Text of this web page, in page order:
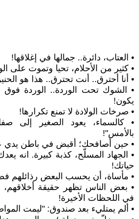
• العتاب، دائرة.. جمالها في إغلاقها!
• كثير من الأحلام، تحيا وتموت على
• أنا أحترق.. أنت تحترق.. هذا هو
• الشوك تحت الوردة.. الوردة فوق
يكون!
• صرخات الولادة لا تمنع تكرارها!
• كالسماء، يعود الصغير إلى
بالأمس"!
• حين أصافحك؛ أقبض في باطن يدي
• الجهاد المسلّح، كذبة كبيرة. انه يعدك
حياتك!
• مأساة، أن يحسب البعض رذائلهم
• بعض الناس تظهر حقيقة أخلاقهم،
في اللحظات الأخيرة!
• ألم يمتليء بعد صندوق: "ليمت